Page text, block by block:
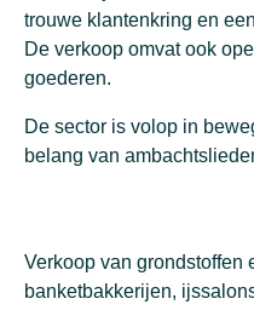
trouwe klantenkring en een
De verkoop omvat ook
goederen.
De sector is volop in
belang van
Verkoop van grondstoffen
banketbakkerijen,